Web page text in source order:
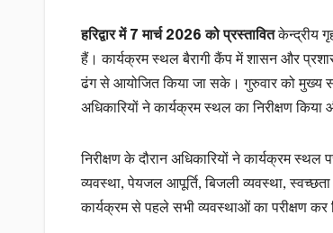
हरिद्वार में 7 मार्च 2026 को प्रस्तावितकेन्द्रीय
हैं। कार्यक्रम स्थल बैरागी कैंप में शासन और
ढंग से आयोजित किया जा सके। गुरुवार को मुख्य
अधिकारियों ने कार्यक्रम स्थल का निरीक्षण किया
निरीक्षण के दौरान अधिकारियों ने कार्यक्रम
व्यवस्था, पेयजल आपूर्ति, बिजली व्यवस्था,
कार्यक्रम से पहले सभी व्यवस्थाओं का परीक्षण